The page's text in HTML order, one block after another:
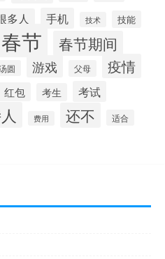
多人 手机 技术 技能
春节 春节期间
圆 游戏 父母 疫情
红包 考生 考试
费用 还不 适合